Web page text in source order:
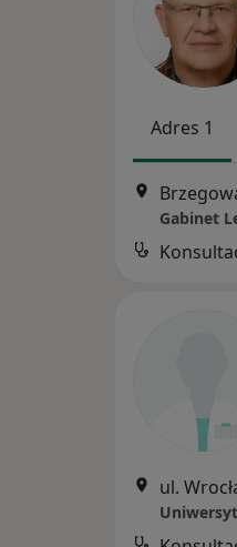
Adres 1
Gabinet
ul.